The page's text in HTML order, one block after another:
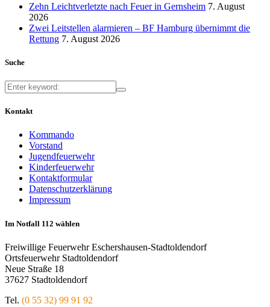
Zehn Leichtverletzte nach Feuer in Gernsheim 7. August
2026
Zwei Leitstellen alarmieren – BF Hamburg übernimmt die
Rettung 7. August 2026
Suche
Kontakt
Kommando
Vorstand
Jugendfeuerwehr
Kinderfeuerwehr
Kontaktformular
Datenschutzerklärung
Impressum
Im Notfall 112 wählen
Freiwillige Feuerwehr Eschershausen-Stadtoldendorf
Ortsfeuerwehr Stadtoldendorf
Neue Straße 18
37627 Stadtoldendorf
Tel. (0 55 32) 99 91 92